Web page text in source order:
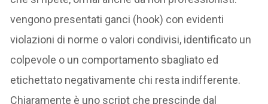
vengono presentati ganci (hook) con evidenti
violazioni di norme o valori condivisi, identificato un
colpevole o un comportamento sbagliato ed
etichettato negativamente chi resta indifferente.
Chiaramente è uno script che prescinde dal